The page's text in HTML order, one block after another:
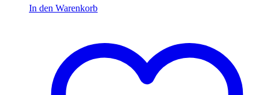
In den Warenkorb